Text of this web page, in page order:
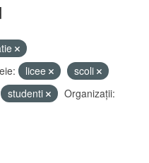
licee
scoli
studenti
Organizații: